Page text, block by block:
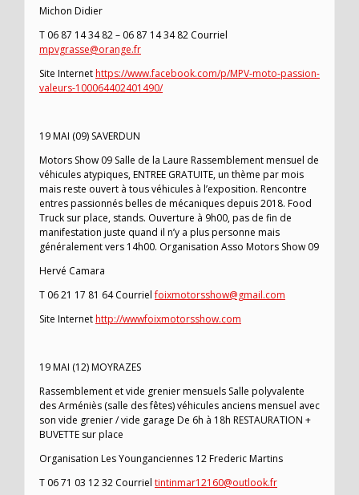
Michon Didier
T 06 87 14 34 82 – 06 87 14 34 82 Courriel
mpvgrasse@orange.fr
Site Internethttps://www.facebook.com/p/MPV-moto-passion-
valeurs-100064402401490/
19 MAI (09) SAVERDUN
Motors Show 09 Salle de la Laure Rassemblement mensuel de
véhicules atypiques, ENTREE GRATUITE, un thème par mois
mais reste ouvert à tous véhicules à l’exposition. Rencontre
entres passionnés belles de mécaniques depuis 2018. Food
Truck sur place, stands. Ouverture à 9h00, pas de fin de
manifestation juste quand il n’y a plus personne mais
généralement vers 14h00. Organisation Asso Motors Show 09
Hervé Camara
T 06 21 17 81 64 Courrielfoixmotorsshow@gmail.com
Site Internethttp://wwwfoixmotorsshow.com
19 MAI (12) MOYRAZES
Rassemblement et vide grenier mensuels Salle polyvalente
des Arméniès (salle des fêtes) véhicules anciens mensuel avec
son vide grenier / vide garage De 6h à 18h RESTAURATION +
BUVETTE sur place
Organisation Les Younganciennes 12 Frederic Martins
T 06 71 03 12 32 Courriel tintinmar12160@outlook.fr